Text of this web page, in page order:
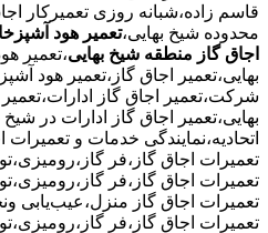
قاسم زاده،شبانه روزی تعمیرکار
محدوده شیخ بهایی،تعمیر هود
اجاق گاز منطقه شیخ بهایی،تعمیر
بهایی،تعمیر اجاق گاز،تعمیر هود
شرکت،تعمیر اجاق گاز
بهایی،تعمیر اجاق گاز ادارات در شیخ
اتحادیه،نمایندگی خدمات و
تعمیرات اجاق گاز،فر
تعمیرات اجاق گاز،فر
تعمیرات اجاق گاز منزل،عیب‌یابی
تعمیرات اجاق گاز،فر